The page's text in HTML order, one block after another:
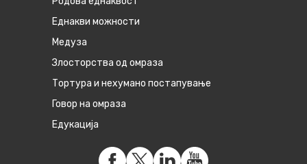
Eднакви можности
Медуза
Злосторства од омраза
Тортура и нехумано постапување
Говор на омраза
Едукација